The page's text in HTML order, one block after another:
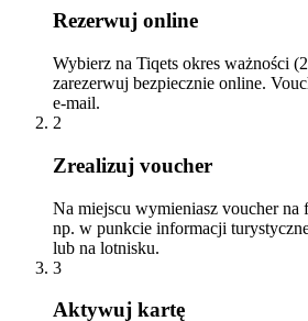
Rezerwuj online
Wybierz na Tiqets okres ważności
zarezerwuj bezpiecznie online.
e-mail.
2
Zrealizuj voucher
Na miejscu wymieniasz voucher na
np. w punkcie informacji
lub na lotnisku.
3
Aktywuj kartę